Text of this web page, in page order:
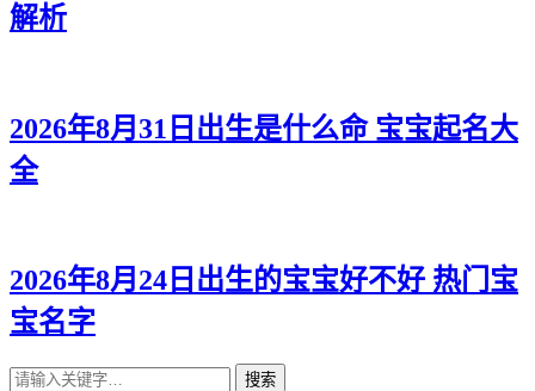
解析
2026年8月31日出生是什么命 宝宝起名大
全
2026年8月24日出生的宝宝好不好 热门宝
宝名字
搜索